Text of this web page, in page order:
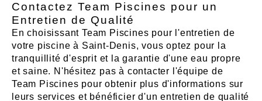
Contactez Team Piscines pour un
Entretien de Qualité
En choisissant Team Piscines pour l'entretien de
votre piscine à Saint-Denis, vous optez pour la
tranquillité d'esprit et la garantie d'une eau propre
et saine. N'hésitez pas à contacter l'équipe de
Team Piscines pour obtenir plus d'informations sur
leurs services et bénéficier d'un entretien de qualité